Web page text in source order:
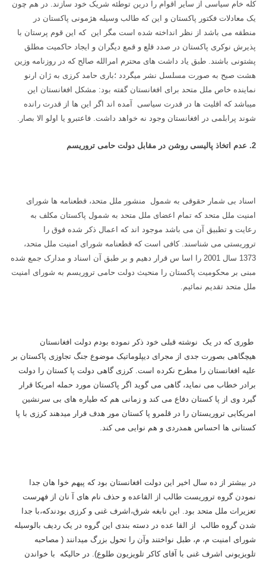
کله خام سیاسی از سایر اقوام را درین توطئه شریک خود سازند. در هم چون
یک معادلات فکتور پاکستان و این که طالب وسیله هژمونی پاکستان در
منطقه می باشد از نظر انداخته شده است مگر این که این قوم پرستان با
پذیرش نوکری پاکستان در صدد قلع و قمع دیگران و ایجاد حاکمیت مطلق
پشتونی باشند. طبق یاد داشت های محترم امرالله صالح که در روزنامه وزین
هشت صبح به صورت مسلسل نشر میگردد ؛باری حامد کرزی به ژان ارنو
نماینده خاص ملل متحد برای افغانستان گفته بود: مشکل افغانستان این
میباشد که اقلیت ها در قدرت سیاسی آمده اند اگر این ها از قدرت رانده
شوند پرابلمی در افغانستان وجود نه خواهد داشت. فاعتبرو یا اولو الا بصار.
2. عدم اتخاذ پالیسی روشن در مقابل دولت حامی تروریسم
اسناد بی شمار حقوقی به شمول منشور ملل متحد، قطعنامه ها شورای
امنیت ملل متحد که تمام اعضای ملل متحد به شمول پاکستان مکلف به
رعایت و تطبیق آن می باشد موجود اند که اعمال ذکر شده فوق را
تروریستی می شناسند. کافی است که قطعنامه شورای امنیت ملل متحد،
1373 سال 2001 را اسا س قرار دهیم و بر طبق آن اسناد و مدارک جمع شده
مبنی بر محکومیت پاکستان را منحیث دولت حامی تروریسم به شورای امنیت
ملل متحد تقدیم نمائیم.
طوری که در یک نوشته قبلی خود ذکر نموده بودم دولت افغانستان
هیچگاهی بصورت جدی از مجرای دیپلوماتیک موضوع جنگ تجاوزی پاکستان بر
علیه افغانستان را مطرح نکرده است. کرزی گاهی دولت پا کستان را دولت
برادر خطاب می نماید، گاهی می گوید اگر پاکستان مورد حمله امریکا قرار
گیرد وی از پا کستان دفاع می کند و زمانی هم که طیاره های بی سرنشین
امریکایی تروریستان را در قلمرو پا کستان مور هدف قرار میدهند کرزی با پا
کستانی ها احساس همدردی و هم نوایی می کند.
در بیشتر از ده سال اخیر این دولت افغانستان بود که پیهم خوا هان جدا
نمودن گروه تروریست طالب از القاعده و حذف نام های آ نان از فهرست
تعزیرات ملل متحد بود. این نابغه شرق،اشرف غنی و کرزی بودندکه،با جدا
شدن گروه طالب از القا عده در دسته بندی این گروه در یک ردیف بالوسیله
شورای امنیت م، م، طبل نواختند وآن را تحول بزرگ میدانند ( مصاحبه
تلویزیونی اشرف غنی با آقای کاکر تلویزیون طلوع). در حالیکه با خواندن